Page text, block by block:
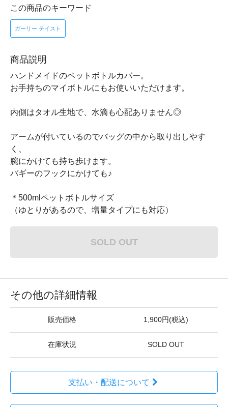
この商品のキーワード
ガーリー テイスト
商品説明
ハンドメイドのペットボトルカバー。
お手持ちのマイボトルにもお使いいただけます。
内側はタオル生地で、水滴も心配ありません◎
アームが付いているのでバッグの中から取り出しやす
く、
腕にかけても持ち歩けます。
バギーのフックにかけても♪
＊500mlペットボトルサイズ
（ゆとりがあるので、増量タイプにも対応）
SOLD OUT
その他の詳細情報
販売価格 1,900円(税込)
在庫状況 SOLD OUT
支払い・配送について